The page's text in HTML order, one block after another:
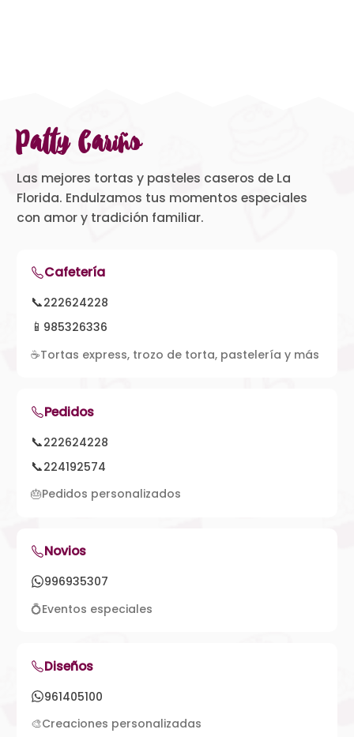
Patty Cariño
Las mejores tortas y pasteles caseros de La
Florida. Endulzamos tus momentos especiales
con amor y tradición familiar.
Cafetería
📞222624228
📱 985326336
☕Tortas express, trozo de torta, pastelería y más
Pedidos
📞222624228
📞224192574
🎂Pedidos personalizados
Novios
996935307
💍Eventos especiales
Diseños
961405100
🎨Creaciones personalizadas